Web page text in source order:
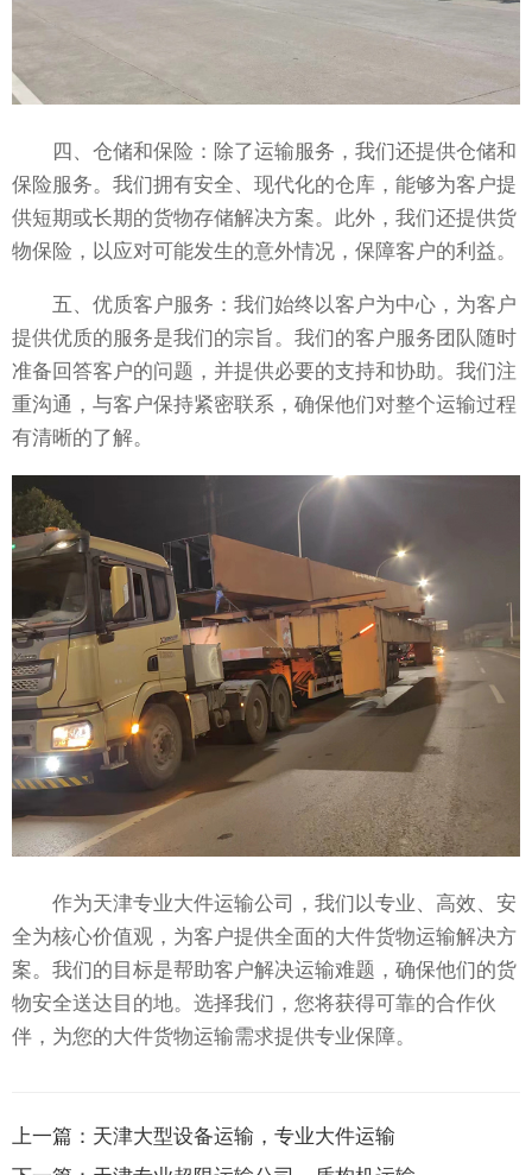
四、仓储和保险：除了运输服务，我们还提供仓储和
保险服务。我们拥有安全、现代化的仓库，能够为客户提
供短期或长期的货物存储解决方案。此外，我们还提供货
物保险，以应对可能发生的意外情况，保障客户的利益。
五、优质客户服务：我们始终以客户为中心，为客户
提供优质的服务是我们的宗旨。我们的客户服务团队随时
准备回答客户的问题，并提供必要的支持和协助。我们注
重沟通，与客户保持紧密联系，确保他们对整个运输过程
有清晰的了解。
作为天津专业大件运输公司，我们以专业、高效、安
全为核心价值观，为客户提供全面的大件货物运输解决方
案。我们的目标是帮助客户解决运输难题，确保他们的货
物安全送达目的地。选择我们，您将获得可靠的合作伙
伴，为您的大件货物运输需求提供专业保障。
上一篇： 天津大型设备运输，专业大件运输